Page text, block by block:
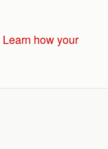
Learn how your